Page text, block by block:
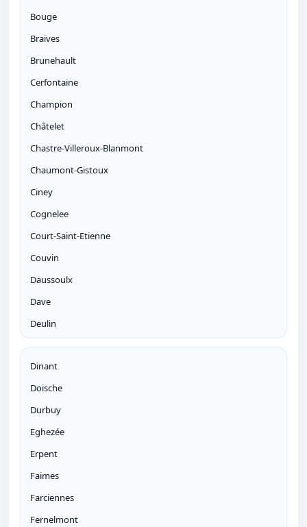
Bouge
Braives
Brunehault
Cerfontaine
Champion
Châtelet
Chastre-Villeroux-Blanmont
Chaumont-Gistoux
Ciney
Cognelee
Court-Saint-Etienne
Couvin
Daussoulx
Dave
Deulin
Dinant
Doische
Durbuy
Eghezée
Erpent
Faimes
Farciennes
Fernelmont